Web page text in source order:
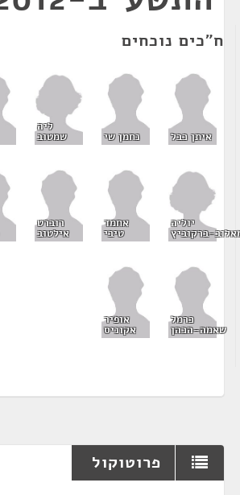
ח"כים נוכחים
איתן כבל נחמן שי
ליה
שמטוב
יוליה
ברקוביץ
אחמד
טיבי
רוברט
אילטוב
כרמל
שאמה-הכהן
אופיר
אקוניס
פרוטוקול